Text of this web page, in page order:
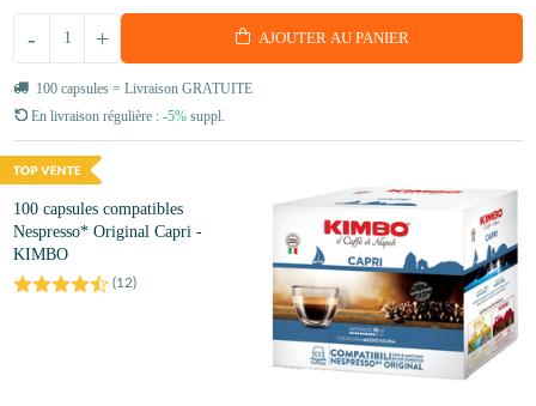
+
- AJOUTER AU PANIER
100 capsules = Livraison GRATUITE
En livraison régulière : -5% suppl.
100 capsules compatibles
Nespresso* Original Capri -
KIMBO
(12)